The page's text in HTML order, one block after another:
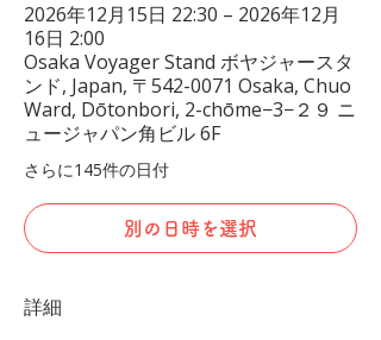
2026年12月15日 22:30 – 2026年12月
16日 2:00
Osaka Voyager Stand ボヤジャースタ
ンド, Japan, 〒542-0071 Osaka, Chuo
Ward, Dōtonbori, 2-chōme−3−２９ ニ
ュージャパン角ビル 6F
さらに145件の日付
別の日時を選択
詳細